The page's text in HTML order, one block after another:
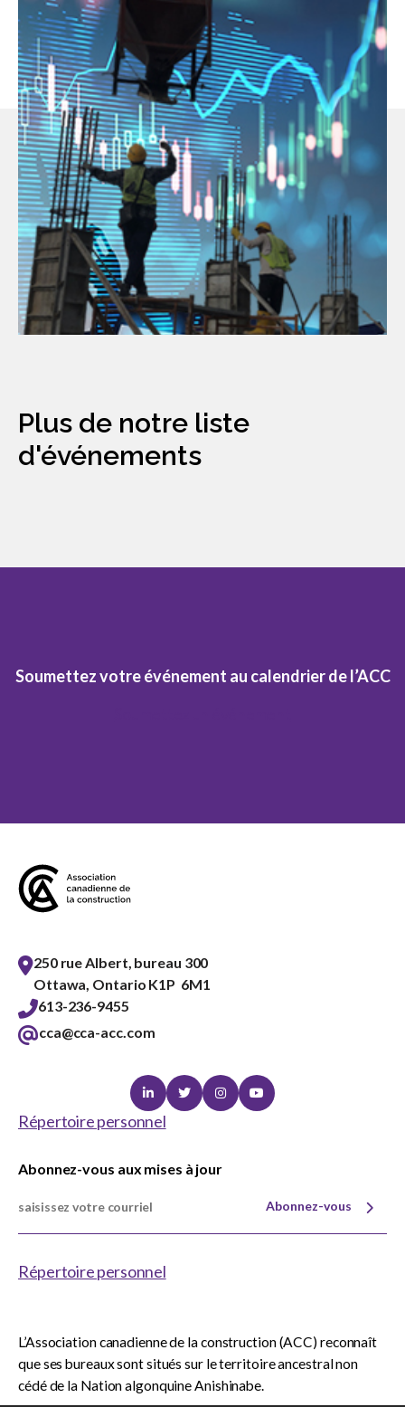
Plus de notre liste
d'événements
Soumettez votre événement au calendrier de l’ACC
250 rue Albert, bureau 300
Ottawa, Ontario K1P 6M1
613-236-9455
cca@cca-acc.com
LinkedinTwitterInstagramYoutube
Répertoire personnel
Abonnez-vous aux mises à jour
Abonnez-vous
Répertoire personnel
L’Association canadienne de la construction (ACC) reconnaît
que ses bureaux sont situés sur le territoire ancestral non
cédé de la Nation algonquine Anishinabe.